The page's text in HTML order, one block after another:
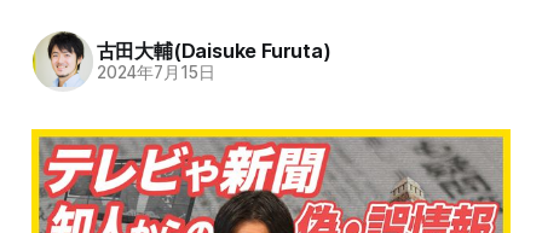
古田大輔(Daisuke Furuta)
2024年7月15日